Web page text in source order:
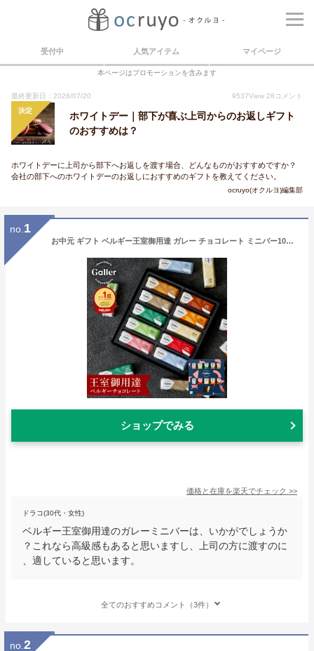
受付中 人気アイテム マイページ
本ページはプロモーションを含みます
最終更新日：2026/07/20 9537View 28 コメント
決定
ホワイトデー｜部下が喜ぶ上司からのお返しギフト
のおすすめは？
ホワイトデーに上司から部下へお返しを渡す場合、どんなものがおすすめですか？
会社の部下へのホワイトデーのお返しにおすすめのギフトを教えてください。
ocruyo(オクルヨ)編集部
no. 1
お中元 ギフト ベルギー王室御用達 ガレー チョコレート ミニバー10本入(送料込) 詰め合わせ 2026 御 中元 夏 ギフト お菓子 スイーツ チョコ 個包装 小分け 会社 職場 退職 祝い 挨拶 お礼 出産 内祝い お返し 手土産 誕生日 プレゼント 有名 高級 可愛い おしゃれ 人気
ショップでみる
価格と在庫を楽天でチェック >>
ドラコ(30代・女性)
ベルギー王室御用達のガレーミニバーは、いかがでしょうか
？これなら高級感もあると思いますし、上司の方に渡すのに
、適していると思います。
全てのおすすめコメント（3件）
no. 2